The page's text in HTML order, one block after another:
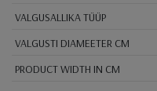
VALGUSALLIKA TÜÜP
VALGUSTI DIAMEETER CM
PRODUCT WIDTH IN CM